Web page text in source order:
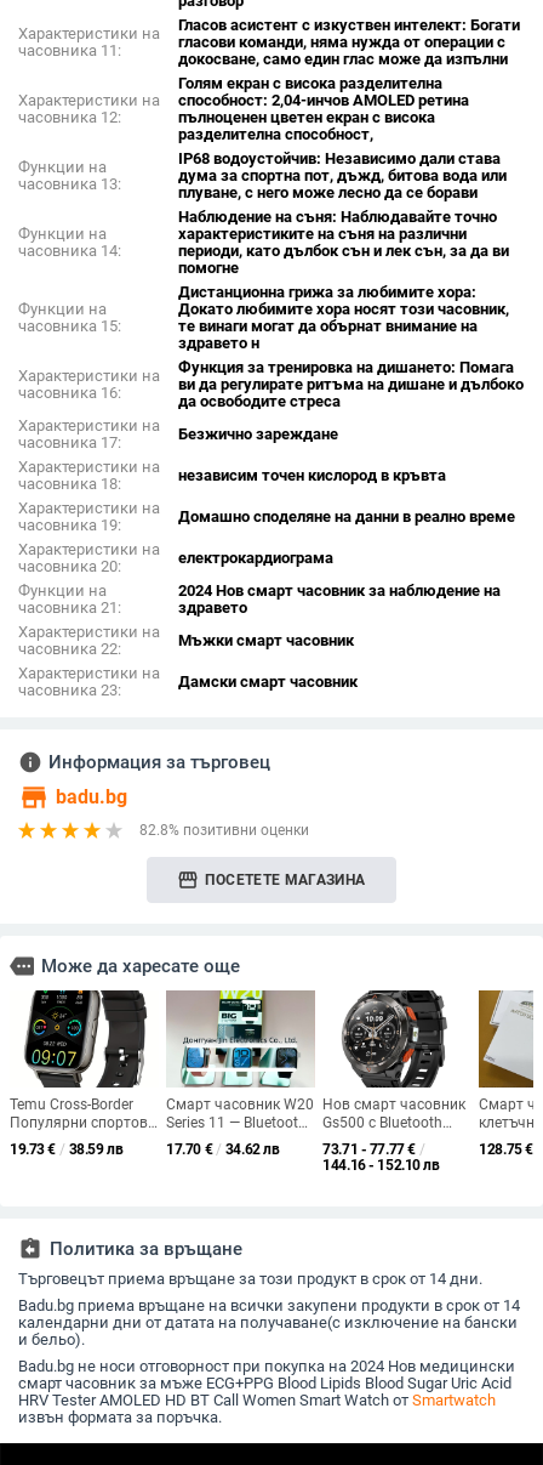
Характеристики на
часовника 11:
Гласов асистент с изкуствен интелект: Богати
гласови команди, няма нужда от операции с
докосване, само един глас може да изпълни
Характеристики на
часовника 12:
Голям екран с висока разделителна
способност: 2,04-инчов AMOLED ретина
пълноценен цветен екран с висока
разделителна способност,
Функции на
часовника 13:
IP68 водоустойчив: Независимо дали става
дума за спортна пот, дъжд, битова вода или
плуване, с него може лесно да се борави
Функции на
часовника 14:
Наблюдение на съня: Наблюдавайте точно
характеристиките на съня на различни
периоди, като дълбок сън и лек сън, за да ви
помогне
Функции на
часовника 15:
Дистанционна грижа за любимите хора:
Докато любимите хора носят този часовник,
те винаги могат да обърнат внимание на
здравето н
Характеристики на
часовника 16:
Функция за тренировка на дишането: Помага
ви да регулирате ритъма на дишане и дълбоко
да освободите стреса
Характеристики на
часовника 17:
Безжично зареждане
Характеристики на
часовника 18:
независим точен кислород в кръвта
Характеристики на
часовника 19:
Домашно споделяне на данни в реално време
Характеристики на
часовника 20:
електрокардиограма
Функции на
часовника 21:
2024 Нов смарт часовник за наблюдение на
здравето
Характеристики на
часовника 22:
Мъжки смарт часовник
Характеристики на
часовника 23:
Дамски смарт часовник
info Информация за търговец
store badu.bg
82.8% позитивни оценки
storefront ПОСЕТЕТЕ МАГАЗИНА
more Може да харесате още
Temu Cross-Border
Популярни спортове
Смарт часовник за
открито Гривна P6
19.73€ / 38.59 лв
Смарт часовник W20
Series 11 — Bluetooth
разговори, 3D меню,
мониторинг на
управление:
S10
17.70 € / 34.62 лв
Нов смарт часовник
Gs500 с Bluetooth
обаждане, GPS
позициониране,
73.71 - 77.77€ /
144.16 - 152.10 лв
Смарт
клетъчна
6x
128.75€
assignment_return Политика за връщане
Търговецът приема връщане за този продукт в срок от 14 дни.
Badu.bg приема връщане на всички закупени продукти в срок от 14
календарни дни от датата на получаване(с изключение на бански
и бельо).
Badu.bg не носи отговорност при покупка на 2024 Нов медицински
смарт часовник за мъже ECG+PPG Blood Lipids Blood Sugar Uric Acid
HRV Tester AMOLED HD BT Call Women Smart Watch от Smartwatch
извън формата за поръчка.